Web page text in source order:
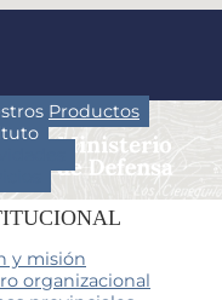
Productos
y misión
organizacional